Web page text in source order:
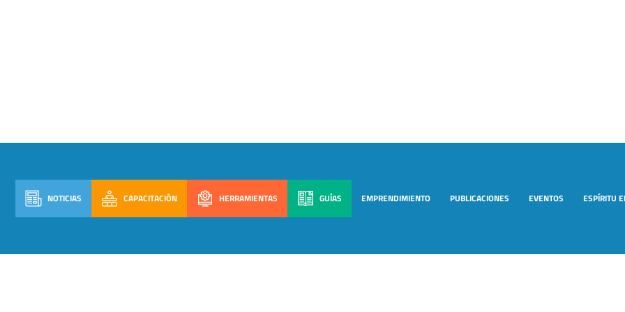
NOTICIAS CAPACITACIÓN HERRAMIENTAS GUÍAS EMPRENDIMIENTO PUBLICACIONES EVENTOS ESPÍRITU